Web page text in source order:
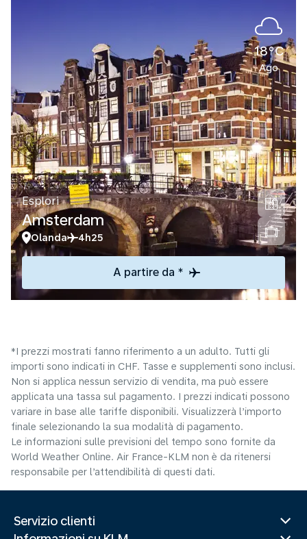
18°C
Ago
Esplori
Amsterdam
Olanda 4h25
A partire da *
*I prezzi mostrati fanno riferimento a un adulto. Tutti gli
importi sono indicati in CHF. Tasse e supplementi sono inclusi.
Non si applica nessun servizio di vendita, ma può essere
applicata una tassa sul pagamento. I prezzi indicati possono
variare in base alle tariffe disponibili. Visualizzerà l’importo
finale selezionando la sua modalità di pagamento.
Le informazioni sulle previsioni del tempo sono fornite da
World Weather Online. Air France-KLM non è da ritenersi
responsabile per l’attendibilità di questi dati.
Servizio clienti